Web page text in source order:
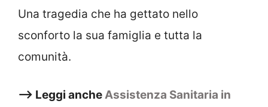
Una tragedia che ha gettato nello
sconforto la sua famiglia e tutta la
comunità.
–> Leggi ancheAssistenza Sanitaria in